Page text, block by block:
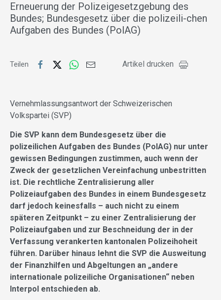
Erneuerung der Polizeigesetzgebung des
Bundes; Bundesgesetz über die polizeili-chen
Aufgaben des Bundes (PolAG)
Teilen Artikel drucken
Vernehmlassungsantwort der Schweizerischen
Volkspartei (SVP)
Die SVP kann dem Bundesgesetz über die
polizeilichen Aufgaben des Bundes (PolAG) nur unter
gewissen Bedingungen zustimmen, auch wenn der
Zweck der gesetzlichen Vereinfachung unbestritten
ist. Die rechtliche Zentralisierung aller
Polizeiaufgaben des Bundes in einem Bundesgesetz
darf jedoch keinesfalls – auch nicht zu einem
späteren Zeitpunkt – zu einer Zentralisierung der
Polizeiaufgaben und zur Beschneidung der in der
Verfassung verankerten kantonalen Polizeihoheit
führen. Darüber hinaus lehnt die SVP die Ausweitung
der Finanzhilfen und Abgeltungen an „andere
internationale polizeiliche Organisationen“ neben
Interpol entschieden ab.